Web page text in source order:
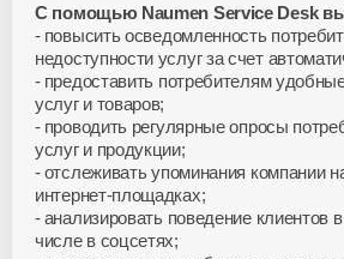
C помощью Naumen Service Desk
повысить осведомленность
недоступности услуг за счет
предоставить потребителям
услуг и товаров;
проводить регулярные опросы
услуг и продукции;
отслеживать упоминания компании
интернет-площадках;
анализировать поведение клиентов
числе в соцсетях;